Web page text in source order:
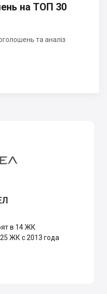
на ТОП 30
та аналіз
в 14 ЖК
ЖК с 2013 года